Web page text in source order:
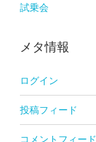
試乗会
メタ情報
ログイン
投稿フィード
コメントフィード